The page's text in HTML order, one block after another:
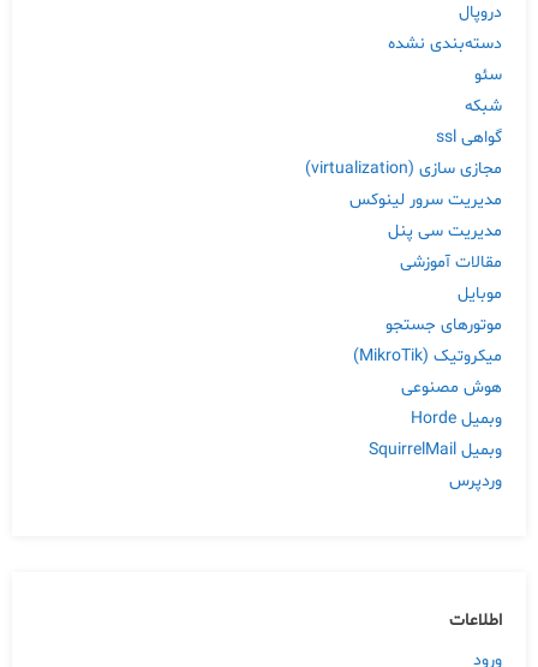
دروپال
دسته‌بندی نشده
سئو
شبکه
گواهی ssl
مجازی سازی (virtualization)
مدیریت سرور لینوکس
مدیریت سی پنل
مقالات آموزشی
موبایل
موتورهای جستجو
میکروتیک (MikroTik)
هوش مصنوعی
وبمیل Horde
وبمیل SquirrelMail
وردپرس
اطلاعات
ورود